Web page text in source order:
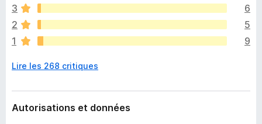
y
a
a
u
u
e
n
3
6
2
5
1
9
Lire les 268 critiques
Autorisations et données